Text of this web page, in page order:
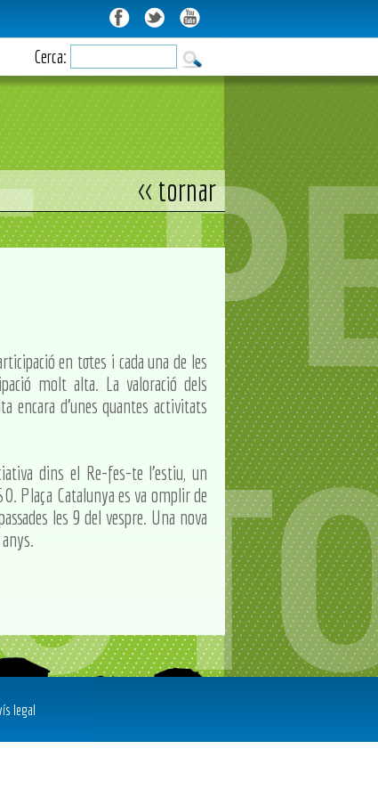
Cerca:
<< tornar
en totes i cada una de les
molt alta. La valoració dels
encara d'unes quantes activitats
dins el Re-fes-te l'estiu, un
Plaça Catalunya es va omplir de
les 9 del vespre. Una nova
legal